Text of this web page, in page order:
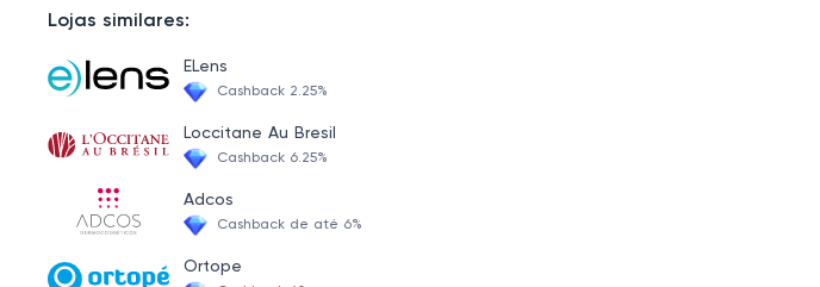
Anticaspa
Tintura
Protetor Térmico
Lojas similares:
ELens
Cashback 2.25%
Loccitane Au Bresil
Cashback 6.25%
Adcos
Cashback de até 6%
Ortope